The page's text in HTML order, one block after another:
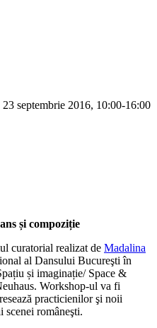
septembrie 2016, 10:00-16:00
și compoziție
curatorial realizat de Madalina
al Dansului Bucureşti în
și imaginație/ Space &
Workshop-ul va fi
practicienilor şi noii
scenei româneşti.